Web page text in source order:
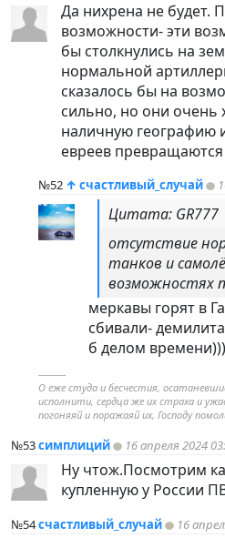
Да нихрена не будет.
возможности- эти
бы столкнулись на
нормальной
сказалось бы на
сильно, но они
наличную географию
евреев превращаются
№52 ↑ счастливый_случай
Цитата: GR777
отсутствие
танков и
возможностях
меркавы горят в
сбивали-
б делом времени)))
----------
О еже студа и бесчестия,
исполнити, сердца же их страха и
погоняяй и поражаяй их, Господу
№53симплиций 16 апреля 2024
Ну чтож.Посмотрим
купленную у России
№54счастливый_случай 16